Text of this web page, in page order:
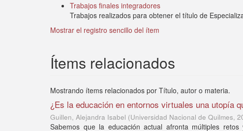
Trabajos finales integradores
Trabajos realizados para obtener el título de
Mostrar el registro sencillo del ítem
Ítems relacionados
Mostrando ítems relacionados por Título, autor o materia.
¿Es la educación en entornos virtuales una utopía
Guillen, Alejandra Isabel (Universidad Nacional de Quilmes,
Sabemos que la educación actual afronta múltiples